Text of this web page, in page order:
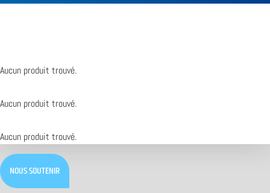
Aucun produit trouvé.
Aucun produit trouvé.
Aucun produit trouvé.
NOUS SOUTENIR